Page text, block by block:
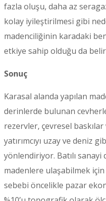
fazla oluşu, daha az
kolay iyileştirilmesi gibi
madenciliğinin karadaki
etkiye sahip olduğu da
Sonuç
Karasal alanda yapılan
derinlerde bulunan
rezervler, çevresel
yatırımcıyı uzay ve deniz
yönlendiriyor. Batılı
madenlere ulaşabilmek
sebebi öncelikle pazar